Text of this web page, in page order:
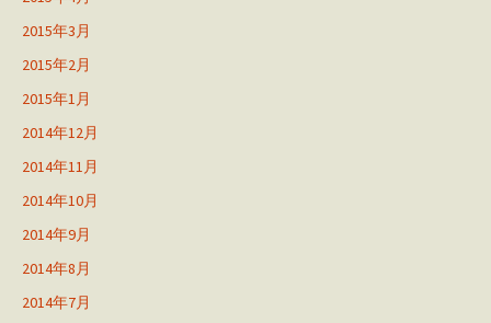
2015年3月
2015年2月
2015年1月
2014年12月
2014年11月
2014年10月
2014年9月
2014年8月
2014年7月